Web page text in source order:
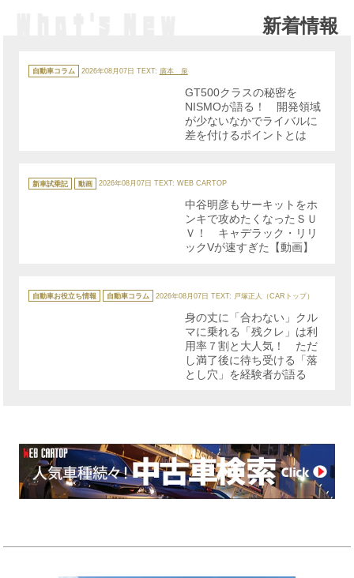
新着情報
カ
テ
ゴ
自動車コラム 2026年08月07日 TEXT: 廣本 泉
GT500クラスの秘密を
NISMOが語る！ 開発領域
が少ないなかでライバルに
差を付けるポイントとは
テ
ゴ
新車試乗記 動画 2026年08月07日 TEXT: WEB CARTOP
中谷明彦もサーキットをホ
ンキで攻めたくなったＳＵ
Ｖ！ キャデラック・リリ
ックVが速すぎた【動画】
テ
ゴ
自動車お役立ち情報 自動車コラム 2026年08月07日 TEXT: 戸塚正人（CARトップ）
身の丈に「合わない」クル
マに乗れる「残クレ」は利
用率７割と大人気！ ただ
し満了後に待ち受ける「落
とし穴」を経験者が語る